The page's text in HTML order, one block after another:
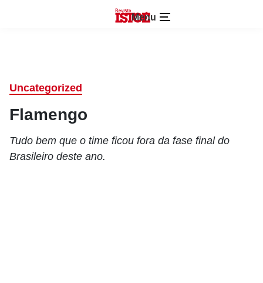
Menu
Uncategorized
Flamengo
Tudo bem que o time ficou fora da fase final do
Brasileiro deste ano.